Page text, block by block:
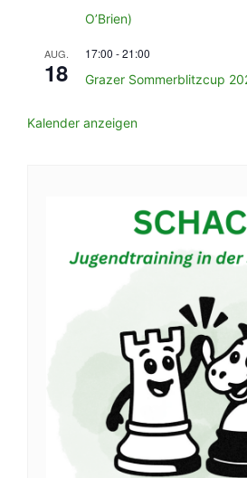
O’Brien)
AUG.
18
17:00 -21:00
Grazer Sommerblitzcup
Kalender anzeigen